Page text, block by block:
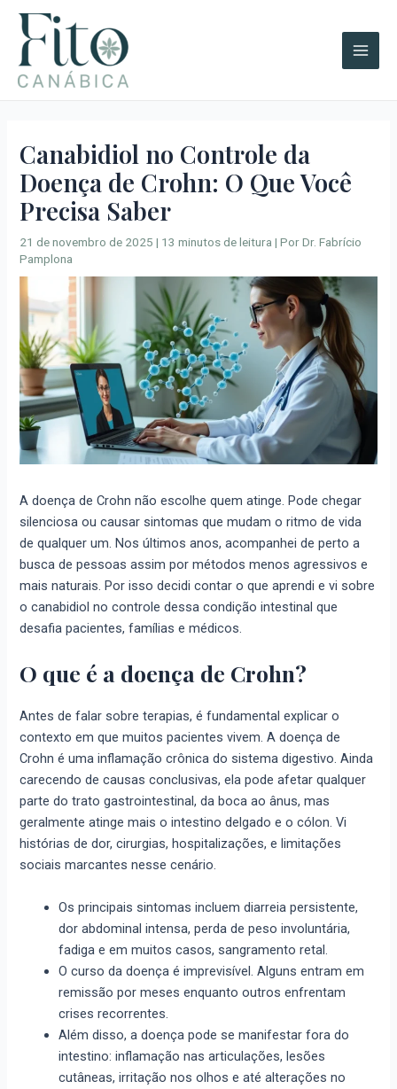
para
conteúdo
Canabidiol no Controle da
Doença de Crohn: O Que Você
Precisa Saber
21 de novembro de 2025| 13 minutos de leitura | PorDr. Fabrício
Pamplona
A doença de Crohn não escolhe quem atinge. Pode chegar
silenciosa ou causar sintomas que mudam o ritmo de vida
de qualquer um. Nos últimos anos, acompanhei de perto a
busca de pessoas assim por métodos menos agressivos e
mais naturais. Por isso decidi contar o que aprendi e vi sobre
o canabidiol no controle dessa condição intestinal que
desafia pacientes, famílias e médicos.
O que é a doença de Crohn?
Antes de falar sobre terapias, é fundamental explicar o
contexto em que muitos pacientes vivem. A doença de
Crohn é uma inflamação crônica do sistema digestivo. Ainda
carecendo de causas conclusivas, ela pode afetar qualquer
parte do trato gastrointestinal, da boca ao ânus, mas
geralmente atinge mais o intestino delgado e o cólon. Vi
histórias de dor, cirurgias, hospitalizações, e limitações
sociais marcantes nesse cenário.
Os principais sintomas incluem diarreia persistente,
dor abdominal intensa, perda de peso involuntária,
fadiga e em muitos casos, sangramento retal.
O curso da doença é imprevisível. Alguns entram em
remissão por meses enquanto outros enfrentam
crises recorrentes.
Além disso, a doença pode se manifestar fora do
intestino: inflamação nas articulações, lesões
cutâneas, irritação nos olhos e até alterações no
A
r
q
u
o
s